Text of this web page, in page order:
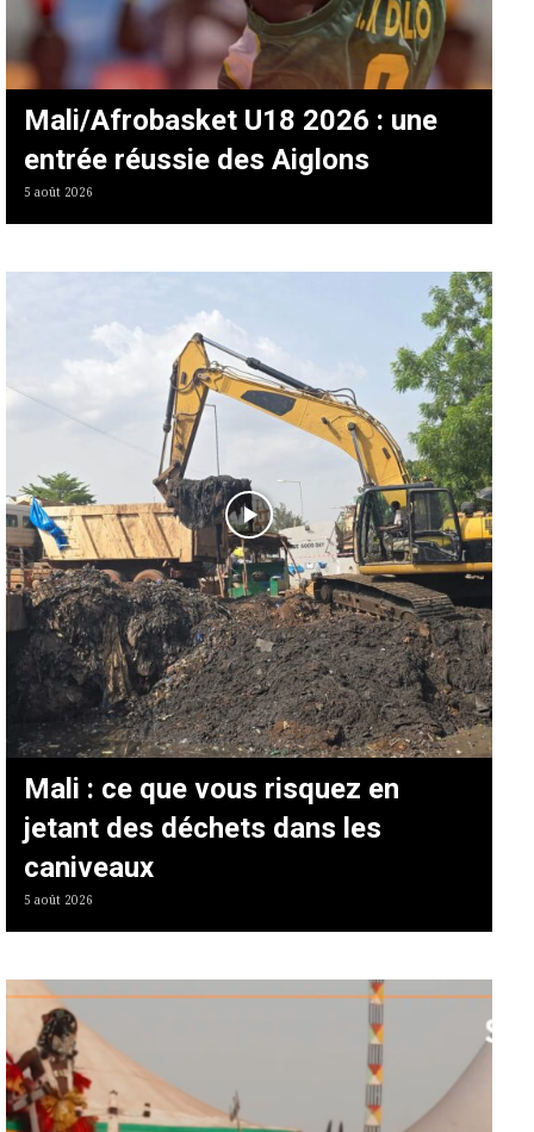
Mali/Afrobasket U18 2026 : une
entrée réussie des Aiglons
5 août 2026
Mali : ce que vous risquez en
jetant des déchets dans les
caniveaux
5 août 2026